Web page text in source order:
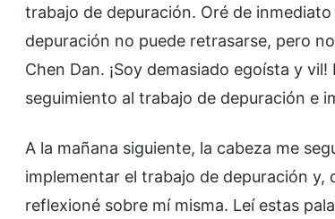
trabajo de depuración. Oré de
depuración no puede retrasarse, pero
Chen Dan. ¡Soy demasiado egoísta y
seguimiento al trabajo de depuración e
A la mañana siguiente, la cabeza me
implementar el trabajo de depuración y,
reflexioné sobre mí misma. Leí estas